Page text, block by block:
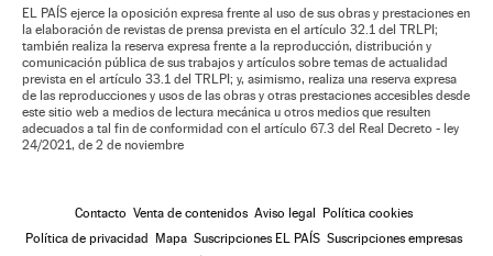
EL PAÍS ejerce la oposición expresa frente al uso de sus obras y prestaciones en
la elaboración de revistas de prensa prevista en el artículo 32.1 del TRLPI;
también realiza la reserva expresa frente a la reproducción, distribución y
comunicación pública de sus trabajos y artículos sobre temas de actualidad
prevista en el artículo 33.1 del TRLPI; y, asimismo, realiza una reserva expresa
de las reproducciones y usos de las obras y otras prestaciones accesibles desde
este sitio web a medios de lectura mecánica u otros medios que resulten
adecuados a tal fin de conformidad con el artículo 67.3 del Real Decreto - ley
24/2021, de 2 de noviembre
Contacto Venta de contenidos Aviso legal Política cookies
Política de privacidad Mapa Suscripciones EL PAÍS Suscripciones empresas